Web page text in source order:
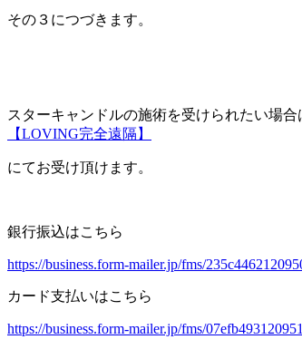
その３につづきます。
スターキャンドルの施術を受けられたい場合
【LOVING完全遠隔】
にてお受け頂けます。
銀行振込はこちら
https://business.form-mailer.jp/fms/
カード支払いはこちら
https://business.form-mailer.jp/fms/07efb493120951